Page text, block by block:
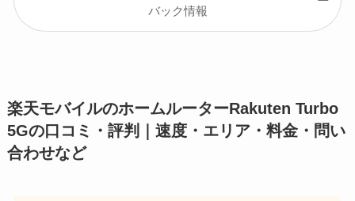
バック情報
楽天モバイルのホームルーターRakuten Turbo
5Gの口コミ・評判｜速度・エリア・料金・問い
合わせなど